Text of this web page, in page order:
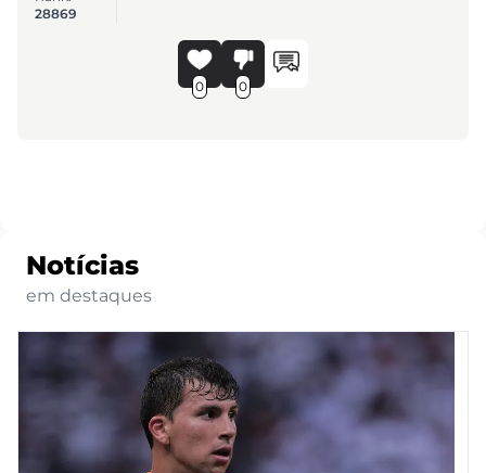
28869
0 0
Notícias
em destaques